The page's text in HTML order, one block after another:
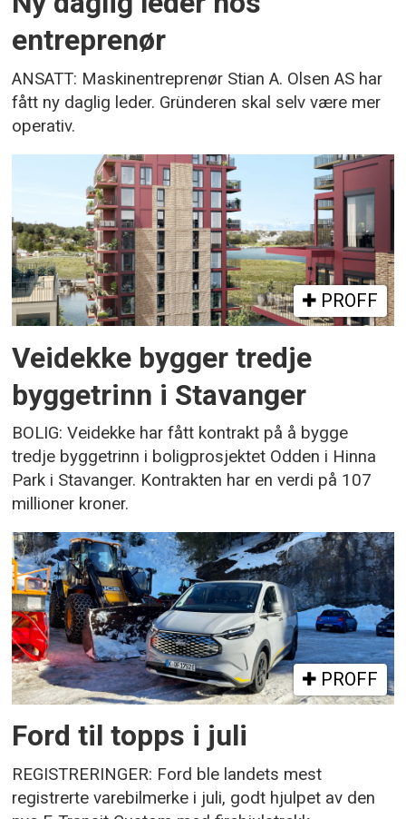
entreprenør
ANSATT: Maskinentreprenør Stian A. Olsen AS har
fått ny daglig leder. Gründeren skal selv være mer
operativ.
PROFF
Veidekke bygger tredje
byggetrinn i Stavanger
BOLIG: Veidekke har fått kontrakt på å bygge
tredje byggetrinn i boligprosjektet Odden i Hinna
Park i Stavanger. Kontrakten har en verdi på 107
millioner kroner.
PROFF
Ford til topps i juli
REGISTRERINGER: Ford ble landets mest
registrerte varebilmerke i juli, godt hjulpet av den